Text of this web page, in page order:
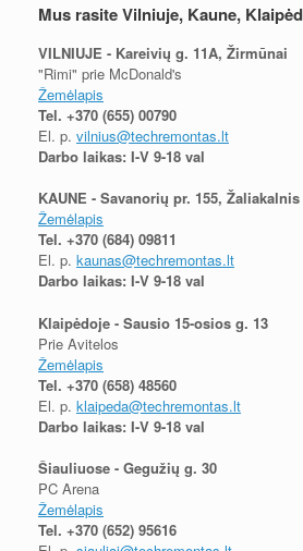
Mus rasite Vilniuje, Kaune,
VILNIUJE - Kareivių g. 11A, Žirmūnai
"Rimi" prie McDonald's
Žemėlapis
Tel. +370 (655) 00790
El. p. vilnius@techremontas.lt
Darbo laikas: I-V 9-18 val
KAUNE - Savanorių pr. 155, Žaliakalnis
Žemėlapis
Tel. +370 (684) 09811
El. p. kaunas@techremontas.lt
Darbo laikas: I-V 9-18 val
Klaipėdoje - Sausio 15-osios g. 13
Prie Avitelos
Žemėlapis
Tel. +370 (658) 48560
El. p. klaipeda@techremontas.lt
Darbo laikas: I-V 9-18 val
Šiauliuose - Gegužių g. 30
PC Arena
Žemėlapis
Tel. +370 (652) 95616